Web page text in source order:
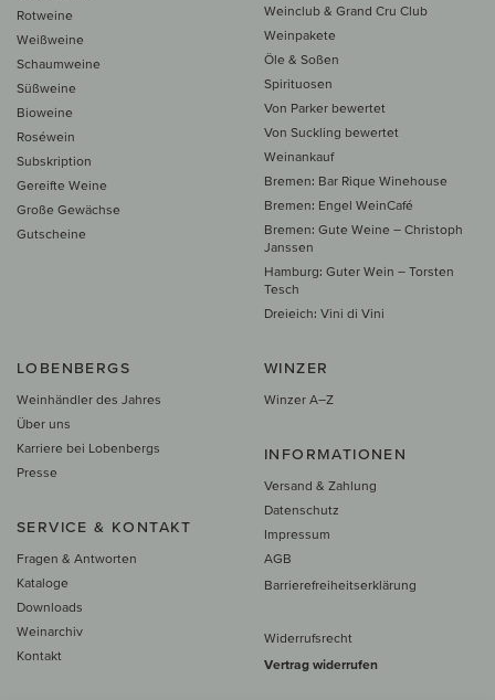
Rotweine
Weißweine
Schaumweine
Süßweine
Bioweine
Roséwein
Subskription
Gereifte Weine
Große Gewächse
Gutscheine
Weinclub & Grand Cru Club
Weinpakete
Öle & Soßen
Spirituosen
Von Parker bewertet
Von Suckling bewertet
Weinankauf
Bremen: Bar Rique Winehouse
Bremen: Engel WeinCafé
Bremen: Gute Weine – Christoph
Janssen
Hamburg: Guter Wein – Torsten
Tesch
Dreieich: Vini di Vini
LOBENBERGS
Weinhändler des Jahres
Über uns
Karriere bei Lobenbergs
Presse
SERVICE & KONTAKT
Fragen & Antworten
Kataloge
Downloads
Weinarchiv
Kontakt
WINZER
Winzer A–Z
INFORMATIONEN
Versand & Zahlung
Datenschutz
Impressum
AGB
Barrierefreiheitserklärung
Widerrufsrecht
Vertrag widerrufen